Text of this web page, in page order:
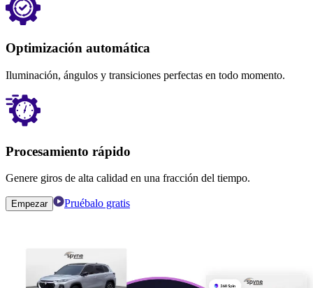
Optimización automática
Iluminación, ángulos y transiciones perfectas en todo momento.
Procesamiento rápido
Genere giros de alta calidad en una fracción del tiempo.
Empezar Pruébalo gratis